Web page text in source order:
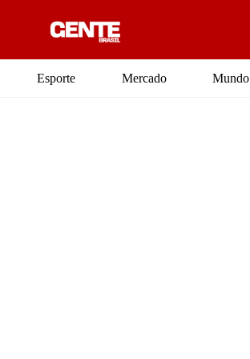
Esporte Mercado Mundo